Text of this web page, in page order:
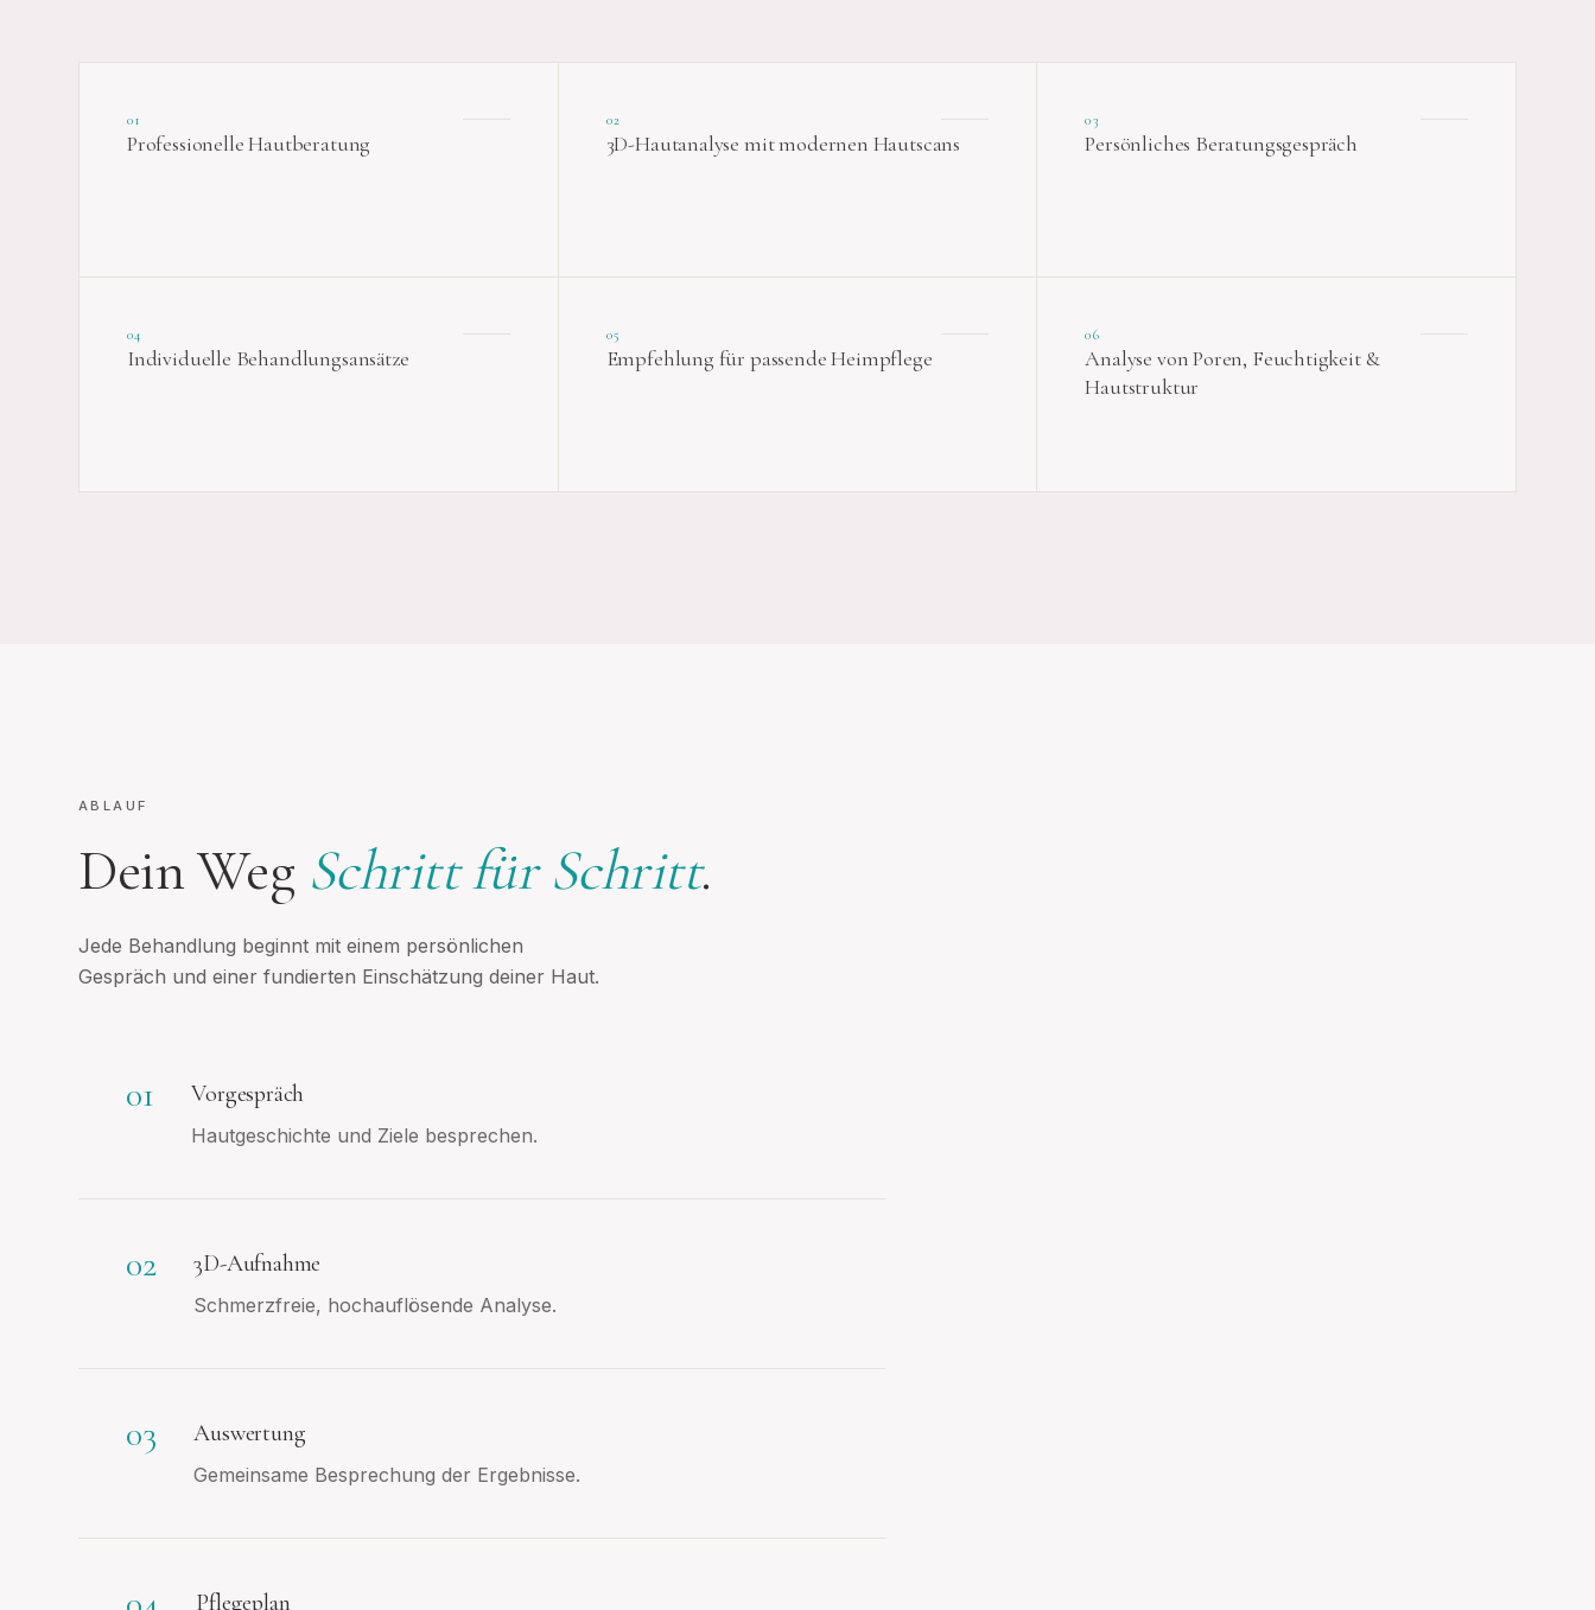
01
Professionelle Hautberatung
02
3D-Hautanalyse mit modernen Hautscans
03
Persönliches Beratungsgespräch
04
Individuelle Behandlungsansätze
05
Empfehlung für passende Heimpflege
06
Analyse von Poren, Feuchtigkeit &
Hautstruktur
ABLAUF
Dein Weg Schritt für Schritt.
Jede Behandlung beginnt mit einem persönlichen
Gespräch und einer fundierten Einschätzung deiner Haut.
01 Vorgespräch
Hautgeschichte und Ziele besprechen.
02 3D-Aufnahme
Schmerzfreie, hochauflösende Analyse.
03 Auswertung
Gemeinsame Besprechung der Ergebnisse.
Pflegeplan